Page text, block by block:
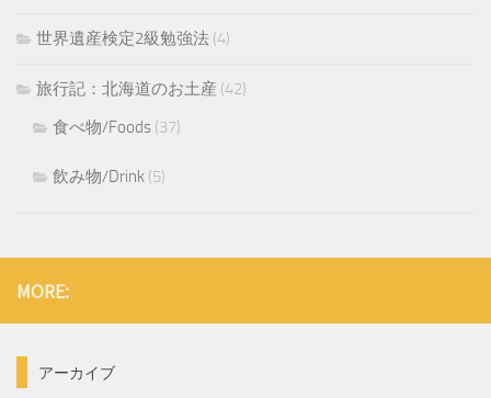
世界遺産検定2級勉強法 (4)
旅行記：北海道のお土産 (42)
食べ物/Foods (37)
飲み物/Drink (5)
MORE:
アーカイブ